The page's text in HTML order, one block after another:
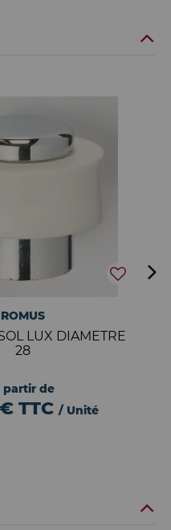
ROMUS
LUX DIAMETRE
28
partir de
TTC / Unité